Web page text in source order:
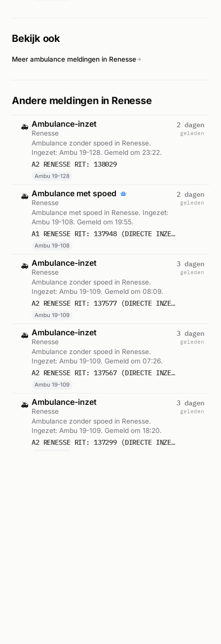
Bekijk ook
Meer ambulance meldingen in Renesse→
Andere meldingen in Renesse
🚑 Ambulance-inzet
Renesse
Ambulance zonder spoed in Renesse.
Ingezet: Ambu 19-128. Gemeld om 23:22.
A2 RENESSE RIT: 138029
Ambu 19-128
2 dagen
geleden
🚑 Ambulance met spoed
Renesse
Ambulance met spoed in Renesse. Ingezet:
Ambu 19-108. Gemeld om 19:55.
A1 RENESSE RIT: 137948 (DIRECTE INZET: JA)
Ambu 19-108
2 dagen
geleden
🚑 Ambulance-inzet
Renesse
Ambulance zonder spoed in Renesse.
Ingezet: Ambu 19-109. Gemeld om 08:09.
A2 RENESSE RIT: 137577 (DIRECTE INZET: JA)
Ambu 19-109
3 dagen
geleden
🚑 Ambulance-inzet
Renesse
Ambulance zonder spoed in Renesse.
Ingezet: Ambu 19-109. Gemeld om 07:26.
A2 RENESSE RIT: 137567 (DIRECTE INZET: JA)
Ambu 19-109
3 dagen
geleden
🚑 Ambulance-inzet
Renesse
Ambulance zonder spoed in Renesse.
Ingezet: Ambu 19-109. Gemeld om 18:20.
A2 RENESSE RIT: 137299 (DIRECTE INZET: JA)
3 dagen
geleden